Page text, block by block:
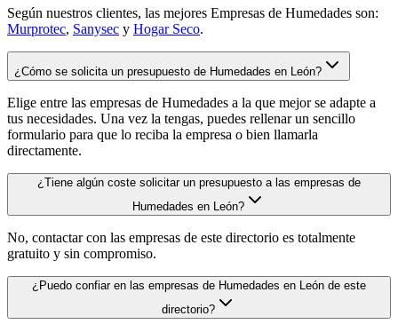
Según nuestros clientes, las mejores Empresas de Humedades son:
Murprotec, Sanysec y Hogar Seco.
¿Cómo se solicita un presupuesto de Humedades en León?
Elige entre las empresas de Humedades a la que mejor se adapte a
tus necesidades. Una vez la tengas, puedes rellenar un sencillo
formulario para que lo reciba la empresa o bien llamarla
directamente.
¿Tiene algún coste solicitar un presupuesto a las empresas de
Humedades en León?
No, contactar con las empresas de este directorio es totalmente
gratuito y sin compromiso.
¿Puedo confiar en las empresas de Humedades en León de este
directorio?